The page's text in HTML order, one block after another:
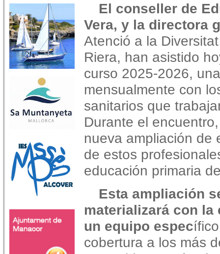
El conseller de
Vera, y la directora
Atenció a la
Riera, han asistido
curso 2025-2026,
mensualmente con
sanitarios que
Durante el
nueva ampliación de
de estos
educación primaria
Esta ampliación
materializará con la
un equipo espec
cobertura a los más